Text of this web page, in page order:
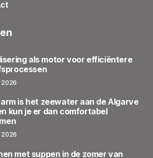
als motor voor efficiëntere
2026
is het zeewater aan de Algarve
kun je er dan comfortabel
2026
met suppen in de zomer van